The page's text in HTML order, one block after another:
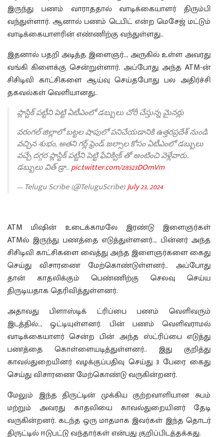
இருந்து பணம் வாராததால் வாடிக்கையாளர் திரும்பி
வந்துள்ளார். ஆனால் பணம் டெபிட் என்ற மெசேஜ் மட்டும்
வாடிக்கையாளரின் எண்ணிற்கு வந்துள்ளது..
இதனால் பதறி அடித்த இளைஞர்.., அருகில் உள்ள அவரது
வங்கி கிளைக்கு சென்றுள்ளார். அப்போது அந்த ATM-ன்
சிசிடிவி காட்சிகளை ஆய்வு செய்தபோது பல அதிர்ச்சி
தகவல்கள் வெளியானது..
ప్లాస్టిక్ పట్టీని పెట్టి ఏటీఎంలో డబ్బులు చోరీ చేస్తున్న మైనర్లు
వరంగల్ జిల్లాలో బట్టల షాపులో పనిచేయడానికి ఉత్తరప్రదేశ్ నుండి
వచ్చిన శుభం, అతని గర్ల్ ఫ్రెండ్ జల్సాల కోసం ఏటీఎంలో డబ్బులు
వచ్చే దగ్గర ప్లాస్టిక్ పట్టీని పెట్టి ఫేవిక్విక్ తో అంటించి వెళ్లేవారు..
డబ్బులు విత్ డ్రా…pic.twitter.com/z8523DOmVm
— Telugu Scribe (@TeluguScribe)July 23, 2024
ATM மிஷின் உடைக்காமலே இரண்டு இளைஞர்கள்
ATMல் இருந்து பணத்தை எடுத்துள்ளனர்.., பின்னர் அந்த
சிசிடிவி காட்சிகளை வைத்து அந்த இளைஞர்களை கைது
செய்து விசாரணை மேற்கொண்டுள்ளனர்.. அப்போது
தான் காதலிக்கும் பெண்ணிற்கு செலவு செய்ய
திருடியதாக தெரிவித்துள்ளனர்.
அதாவது பிளாஸ்டிக் ட்ரிப்பை பணம் வெளிவரும்
இடத்தில்.., ஒட்டியுள்ளனர். பின் பணம் வெளிவராமல்
வாடிக்கையாளர் சென்ற பின் அந்த ஸ்ட்ரிப்பை எடுத்து
பணத்தை கொள்ளையடித்துள்ளனர்.. இது குறித்து
காவல்துறையினர் வழக்குப்பதிவு செய்து 3 பேரை கைது
செய்து விசாரணை மேற்கொண்டு வருகின்றனர்.
மேலும் இந்த திருட்டின் முக்கிய குற்றவாளியான சுபம்
மற்றும் அவரது காதலியை காவல்துறையினர் தேடி
வருகின்றனர். கடந்த ஒரு மாதமாக இவர்கள் இந்த தொடர்
திருட்டில் ஈடுபட்டு வந்தார்கள் என்பது குறிப்பிடத்தக்கது.